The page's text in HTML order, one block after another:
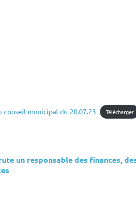
conseil-municipal-du-20.07.23 Télécharger
un responsable des finances,